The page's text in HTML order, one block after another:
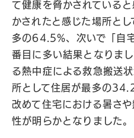
て健康を脅かされている
かされたと感じた場所と
多の64.5%、次いで「自
番目に多い結果となりま
る熱中症による救急搬送
所として住居が最多の
改めて住宅における暑さ
性が明らかとなりました。